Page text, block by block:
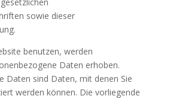
sowie dieser
benutzen, werden
Daten erhoben.
Daten sind Daten, mit denen Sie
werden können. Die vorliegende